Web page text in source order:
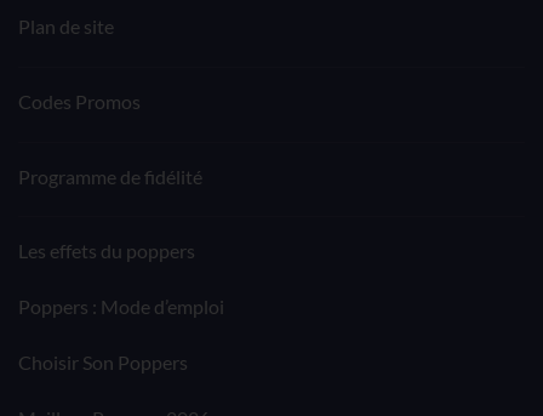
Plan de site
Codes Promos
Programme de fidélité
Les effets du poppers
Poppers : Mode d’emploi
Choisir Son Poppers